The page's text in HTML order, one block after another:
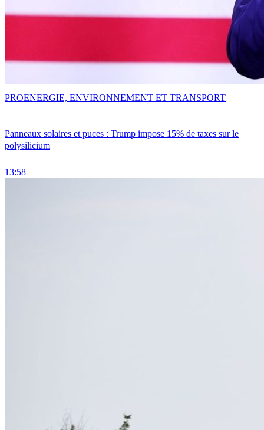
Panneaux solaires et puces : Trump impose 15% de taxes sur le
polysilicium
13:58
PROENERGIE, ENVIRONNEMENT ET TRANSPORT